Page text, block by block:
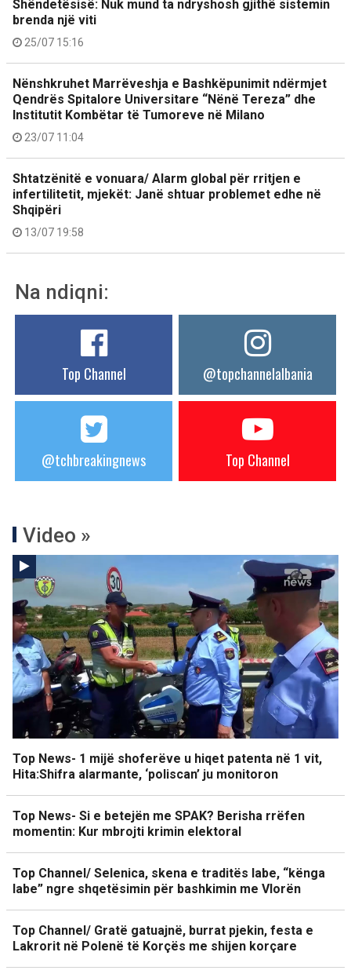
Shëndetësisë: Nuk mund ta ndryshosh gjithë sistemin
brenda një viti
25/07 15:16
Nënshkruhet Marrëveshja e Bashkëpunimit ndërmjet
Qendrës Spitalore Universitare “Nënë Tereza” dhe
Institutit Kombëtar të Tumoreve në Milano
23/07 11:04
Shtatzënitë e vonuara/ Alarm global për rritjen e
infertilitetit, mjekët: Janë shtuar problemet edhe në
Shqipëri
13/07 19:58
Na ndiqni:
Top Channel @topchannelalbania
@tchbreakingnews Top Channel
Video »
Top News- 1 mijë shoferëve u hiqet patenta në 1 vit,
Hita:Shifra alarmante, ‘poliscan’ ju monitoron
Top News- Si e betejën me SPAK? Berisha rrëfen
momentin: Kur mbrojti krimin elektoral
Top Channel/ Selenica, skena e traditës labe, “kënga
labe” ngre shqetësimin për bashkimin me Vlorën
Top Channel/ Gratë gatuajnë, burrat pjekin, festa e
Lakrorit në Polenë të Korçës me shijen korçare